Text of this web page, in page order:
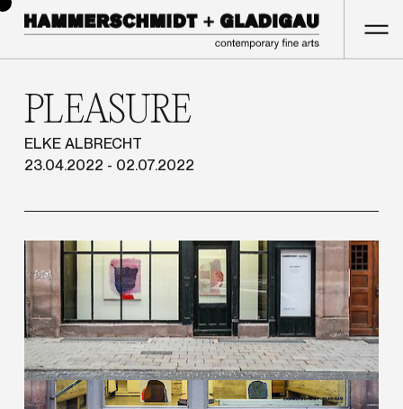
PLEASURE
ELKE ALBRECHT
23.04.2022 - 02.07.2022